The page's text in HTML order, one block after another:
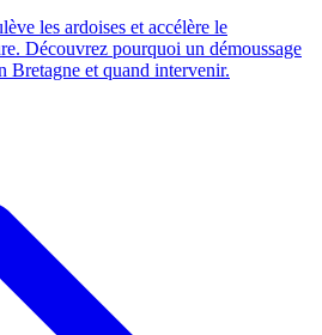
les ardoises et accélère le
Découvrez pourquoi un démoussage
Bretagne et quand intervenir.